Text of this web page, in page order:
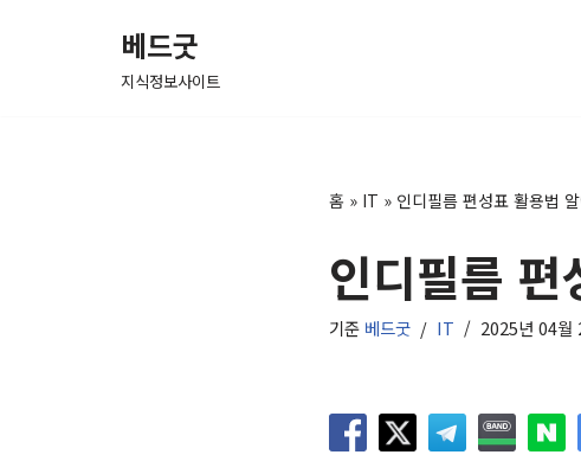
베드굿
지식정보사이트
홈 » IT » 인디필름 편성표 활용법
인디필름 편
기준 베드굿 IT 2025년 04월